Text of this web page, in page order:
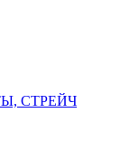
СТРЕЙЧ